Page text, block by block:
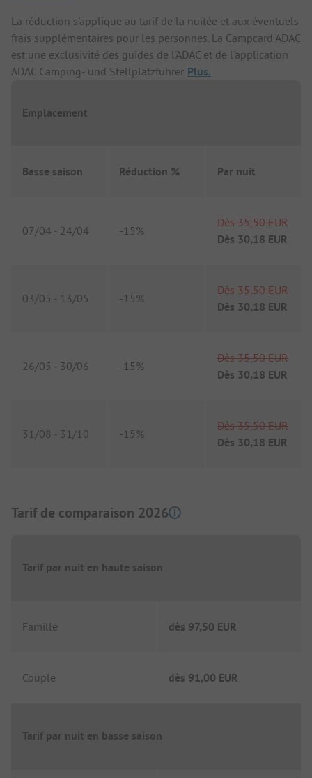
La réduction s'applique au tarif de la nuitée et aux éventuels
frais supplémentaires pour les personnes. La Campcard ADAC
est une exclusivité des guides de l'ADAC et de l'application
ADAC Camping- und Stellplatzführer. Plus.
Emplacement
Basse saison Réduction % Par nuit
07/04 - 24/04 -15%
Dès 35,50 EUR
Dès 30,18 EUR
03/05 - 13/05 -15%
Dès 35,50 EUR
Dès 30,18 EUR
26/05 - 30/06 -15%
Dès 35,50 EUR
Dès 30,18 EUR
31/08 - 31/10 -15%
Dès 35,50 EUR
Dès 30,18 EUR
Tarif de comparaison 2026
Tarif par nuit en haute saison
Famille dès 97,50 EUR
Couple dès 91,00 EUR
Tarif par nuit en basse saison